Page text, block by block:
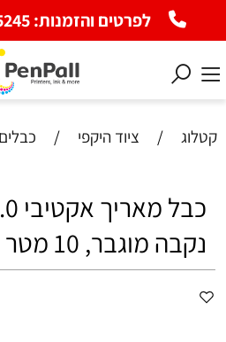
לפרטים והזמנות:
קטלוג / ציוד היקפי /
נקבה מוגבר, 10 מטר